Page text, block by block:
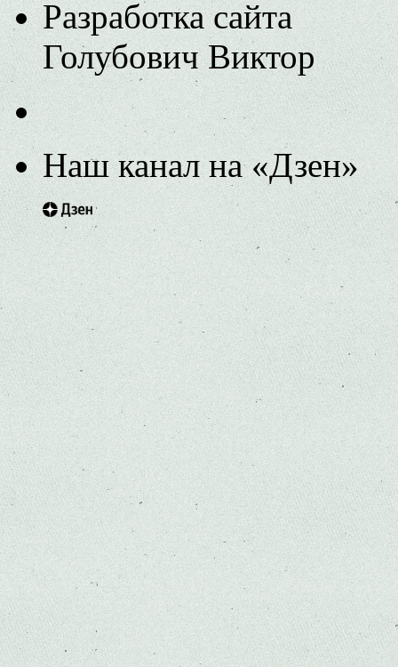
Разработка сайта
Голубович Виктор
Наш канал на «Дзен»